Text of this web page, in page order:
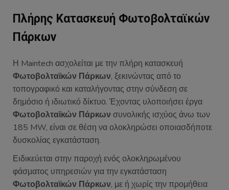
Πλήρης Κατασκευή Φωτοβολταϊκών
Πάρκων
Η Maintech ασχολείται με την πλήρη κατασκευή
Φωτοβολταϊκών Πάρκων, ξεκινώντας από το
τοπογραφικό και καταλήγοντας στην σύνδεση σε
δημόσιο ή ιδιωτικό δίκτυο. Έχοντας υλοποιήσει έργα
Φωτοβολταϊκών Πάρκων συνολικής ισχύος άνω των
185 MW, είναι σε θέση να ολοκληρώσει οποιασδήποτε
δυσκολίας εγκατάσταση.
Ειδικεύεται στην παροχή ενός ολοκληρωμένου
φάσματος υπηρεσιών για την εγκατάσταση
Φωτοβολταϊκών Πάρκων, με ή χωρίς την προμήθεια